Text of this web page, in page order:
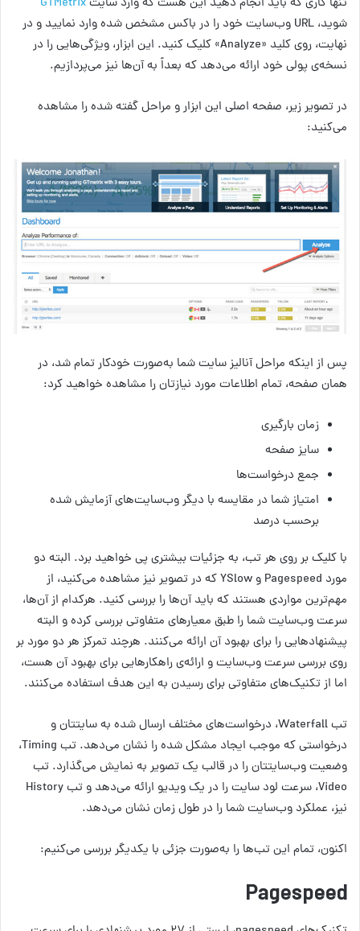
شوید، URL وب‌سایت خود را در باکس مشخص شده وارد نمایید و در
نهایت، روی کلید «Analyze» کلیک کنید. این ابزار، ویژگی‌هایی را در
نسخه‌ی پولی خود ارائه می‌دهد که بعداً به آن‌ها نیز می‌پردازیم.
در تصویر زیر، صفحه اصلی این ابزار و مراحل گفته شده را مشاهده
می‌کنید:
پس از اینکه مراحل آنالیز سایت شما به‌صورت خودکار تمام شد، در
همان صفحه، تمام اطلاعات مورد نیازتان را مشاهده خواهید کرد:
زمان بارگیری
سایز صفحه
جمع درخواست‌ها
امتیاز شما در مقایسه با دیگر وب‌سایت‌های آزمایش شده
برحسب درصد
با کلیک بر روی هر تب، به جزئیات بیشتری پی خواهید برد. البته دو
مورد Pagespeed و YSlow که در تصویر نیز مشاهده می‌کنید، از
مهم‌ترین مواردی هستند که باید آن‌ها را بررسی کنید. هرکدام از آن‌ها،
سرعت وب‌سایت شما را طبق معیارهای متفاوتی بررسی کرده و البته
پیشنهادهایی را برای بهبود آن ارائه می‌کنند. هرچند تمرکز هر دو مورد بر
روی بررسی سرعت وب‌سایت و ارائه‌ی راهکارهایی برای بهبود آن هست،
اما از تکنیک‌های متفاوتی برای رسیدن به این هدف استفاده می‌کنند.
تب Waterfall، درخواست‌های مختلف ارسال شده به سایتتان و
درخواستی که موجب ایجاد مشکل شده را نشان می‌دهد. تب Timing،
وضعیت وب‌سایتتان را در قالب یک تصویر به نمایش می‌گذارد. تب
Video، سرعت لود سایت را در یک ویدیو ارائه می‌دهد و تب History
نیز، عملکرد وب‌سایت شما را در طول زمان نشان می‌دهد.
اکنون، تمام این تب‌ها را به‌صورت جزئی با یکدیگر بررسی می‌کنیم:
Pagespeed